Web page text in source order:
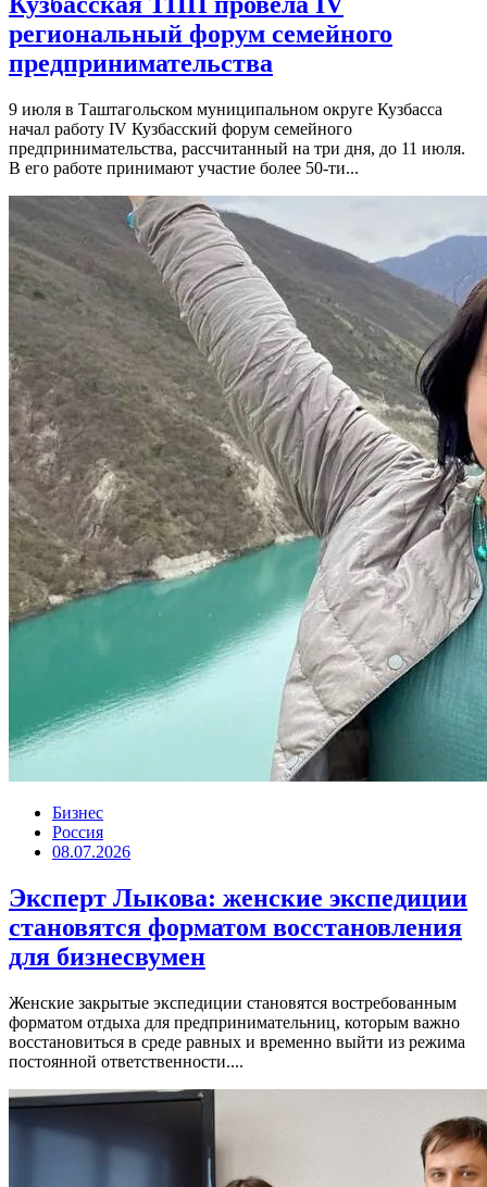
региональный форум семейного
предпринимательства
9 июля в Таштагольском муниципальном округе Кузбасса
начал работу IV Кузбасский форум семейного
предпринимательства, рассчитанный на три дня, до 11 июля.
В его работе принимают участие более 50-ти...
Бизнес
Россия
08.07.2026
Эксперт Лыкова: женские экспедиции
становятся форматом восстановления
для бизнесвумен
Женские закрытые экспедиции становятся востребованным
форматом отдыха для предпринимательниц, которым важно
восстановиться в среде равных и временно выйти из режима
постоянной ответственности....